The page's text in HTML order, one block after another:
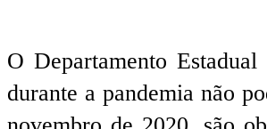
O Departamento
durante a pandemia não